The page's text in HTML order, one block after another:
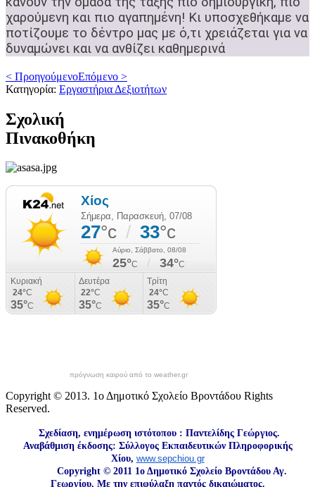
χαρούμενη και πιο αγαπημένη! Κι υποσχεθήκαμε να
ποτίζουμε το δέντρο μας με ό,τι χρειάζεται για να
δυναμώνει και να ανθίζει καθημερινά
< ΠροηγούμενοΕπόμενο >
Κατηγορία: Εργαστήρια Δεξιοτήτων
Σχολική
Πινακοθήκη
πρόγνωση καιρού από το weather.gr
Copyright © 2013. 1ο Δημοτικό Σχολείο Βροντάδου Rights
Reserved.
Σχεδίαση, ενημέρωση ιστότοπου : Παντελίδης Γεώργιος.
Αναβάθμιση έκδοσης: Σύλλογος Εκπαιδευτικών Πληροφορικής
Χίου, www.sepchiou.gr
Copyright © 2011 1ο Δημοτικό Σχολείο Βροντάδου Αγ.
Γεωργίου. Με την επιφύλαξη παντός δικαιώματος.